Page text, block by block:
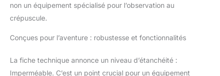
non un équipement spécialisé pour l’observation au
crépuscule.
Conçues pour l’aventure : robustesse et fonctionnalités
La fiche technique annonce un niveau d’étanchéité :
Imperméable. C’est un point crucial pour un équipement